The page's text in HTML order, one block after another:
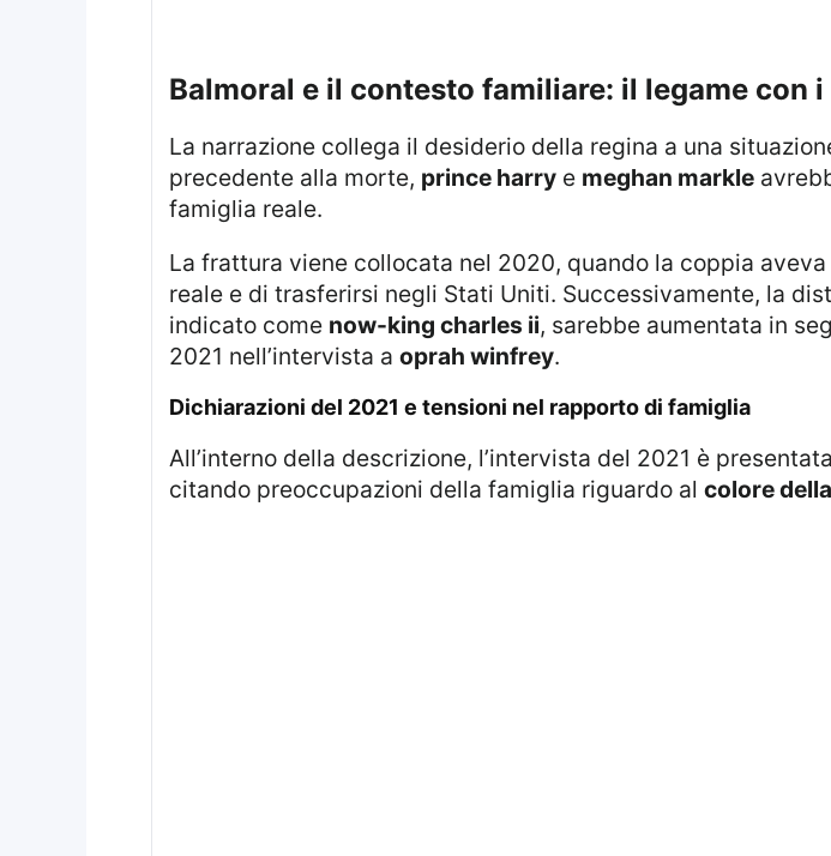
balmoral e il contesto familiare: il legame con
La narrazione collega il desiderio della regina a una situazione familiare tesa. Viene infatti ricordato che, nel periodo
precedente alla morte, prince harrye meghan markle
famiglia reale.
La frattura viene collocata nel 2020, quando la coppia
reale e di trasferirsi negli Stati Uniti. Successivamente, la
indicato come now-king charles ii, sarebbe aumentata in
2021 nell’intervista a oprah winfrey.
dichiarazioni del 2021 e tensioni nel rapporto di famiglia
All’interno della descrizione, l’intervista del 2021 è presentata come un elemento che ha peggiorato la situazione,
citando preoccupazioni della famiglia riguardo al colore